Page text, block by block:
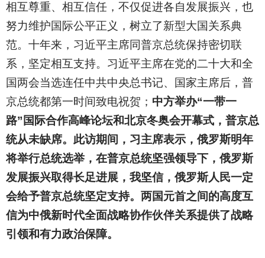
相互尊重、相互信任，不仅促进各自发展振兴，也
努力维护国际公平正义，树立了新型大国关系典
范。十年来，习近平主席同普京总统保持密切联
系，坚定相互支持。习近平主席在党的二十大和全
国两会当选连任中共中央总书记、国家主席后，普
京总统都第一时间致电祝贺； 中方举办“一带一
路”国际合作高峰论坛和北京冬奥会开幕式，普京总
统从未缺席。此访期间，习主席表示，俄罗斯明年
将举行总统选举，在普京总统坚强领导下，俄罗斯
发展振兴取得长足进展，我坚信，俄罗斯人民一定
会给予普京总统坚定支持。两国元首之间的高度互
信为中俄新时代全面战略协作伙伴关系提供了战略
引领和有力政治保障。